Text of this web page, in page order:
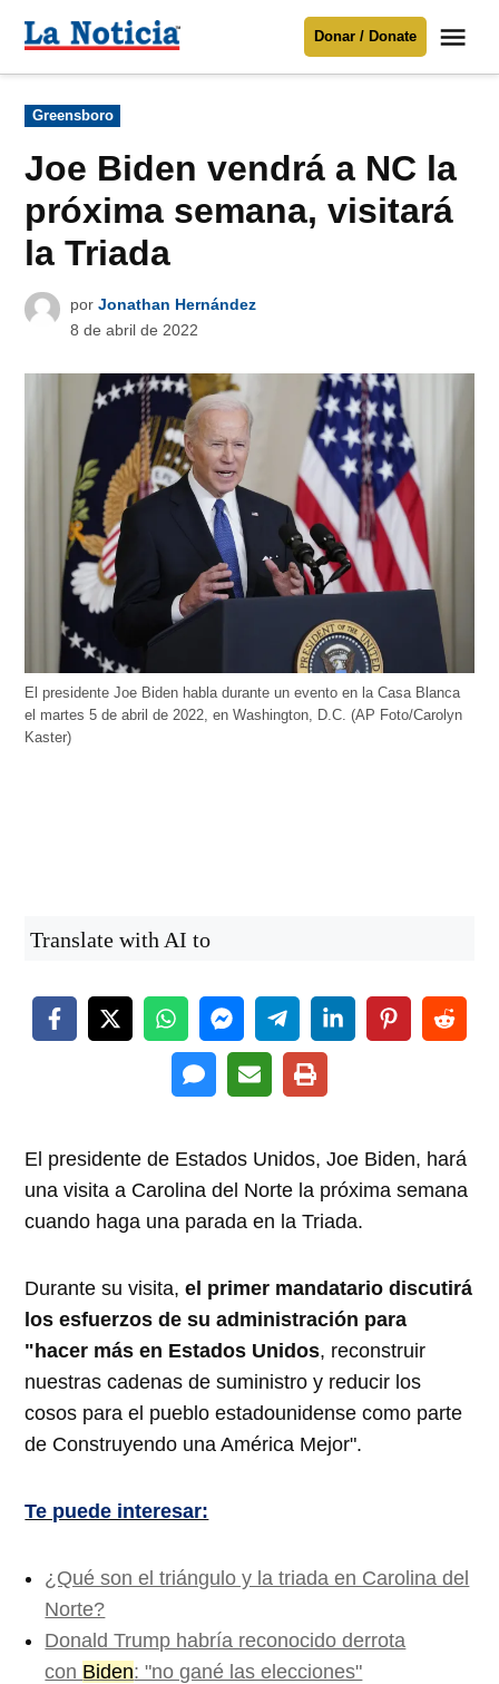
Para mantenerte informado necesitamos
Donar
contenido
Noticia
Donar / Donate
Publicado
en
Greensboro
Joe Biden vendrá a NC la
próxima semana, visitará
la Triada
por Jonathan Hernández
8 de abril de 2022
El presidente Joe Biden habla durante un evento en la Casa Blanca
el martes 5 de abril de 2022, en Washington, D.C. (AP Foto/Carolyn
Kaster)
Translate with AI to
El presidente de Estados Unidos, Joe Biden, hará
una visita a Carolina del Norte la próxima semana
cuando haga una parada en la Triada.
Durante su visita,el primer mandatario discutirá
los esfuerzos de su administración para
"hacer más en Estados Unidos, reconstruir
nuestras cadenas de suministro y reducir los
cosos para el pueblo estadounidense como parte
de Construyendo una América Mejor".
Te puede interesar:
¿Qué son el triángulo y la triada en Carolina del
Norte?
Donald Trump habría reconocido derrota
con Biden: "no gané las elecciones"